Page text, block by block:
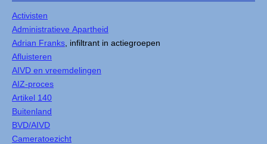
Activisten
Administratieve Apartheid
Adrian Franks , infiltrant in actiegroepen
Afluisteren
AIVD en vreemdelingen
AIZ-proces
Artikel 140
Buitenland
BVD/AIVD
Cameratoezicht